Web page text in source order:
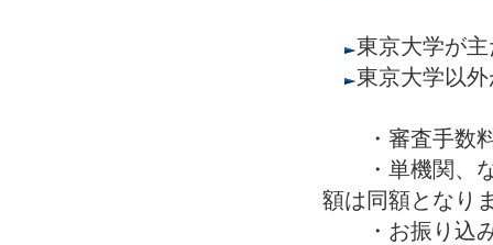
東京大学が
東京大学以
・審査手数料
・単機関、な
額は同額となり
・お振り込み